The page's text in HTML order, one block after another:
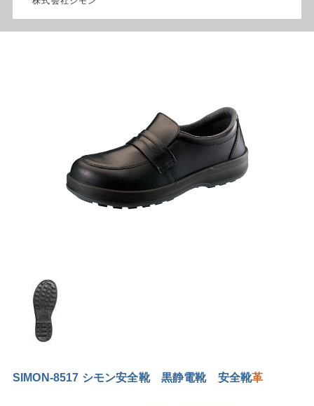
SIMON-8517 シモン安全靴 黒静電靴 安全靴革